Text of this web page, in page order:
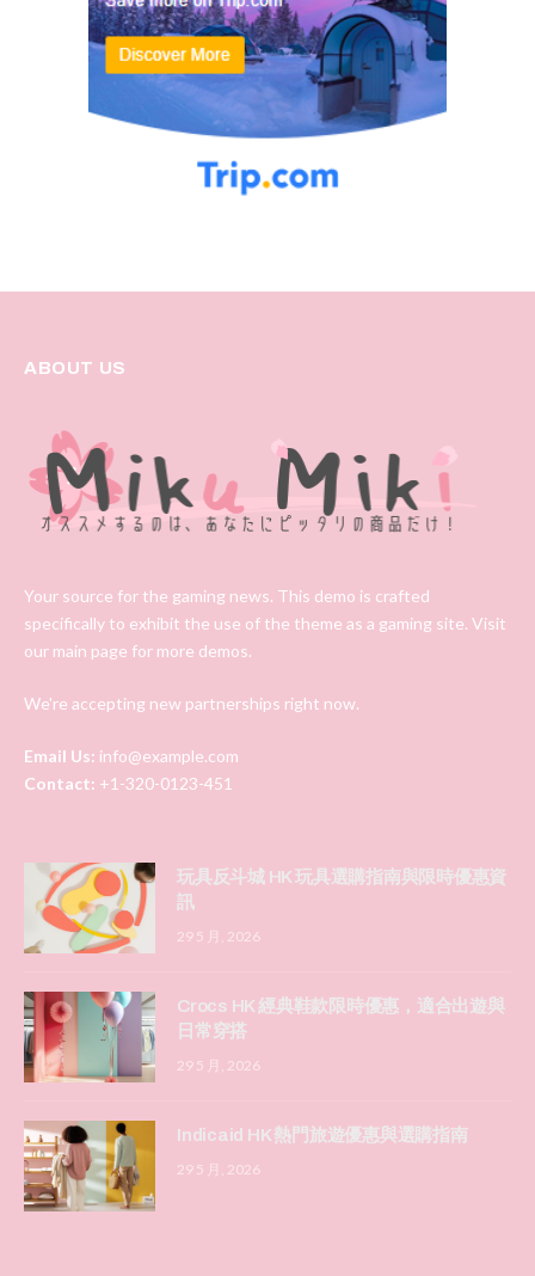
ABOUT US
Your source for the gaming news. This demo is crafted
specifically to exhibit the use of the theme as a gaming site. Visit
our main page for more demos.
We're accepting new partnerships right now.
Email Us: info@example.com
Contact: +1-320-0123-451
玩具反斗城 HK 玩具選購指南與限時優惠資
訊
29 5 月, 2026
Crocs HK 經典鞋款限時優惠，適合出遊與
日常穿搭
29 5 月, 2026
Indicaid HK 熱門旅遊優惠與選購指南
29 5 月, 2026